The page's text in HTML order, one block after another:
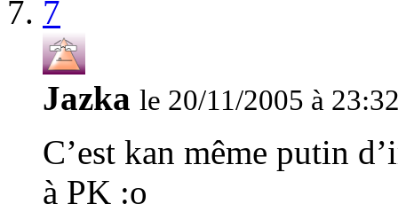
7
Jazka le 20/11/2005 à
C’est kan même putin
à PK :o